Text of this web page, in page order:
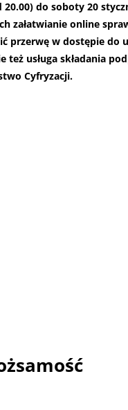
do soboty 20
załatwianie online
przerwę w dostępie do
też usługa składania
Cyfryzacji.